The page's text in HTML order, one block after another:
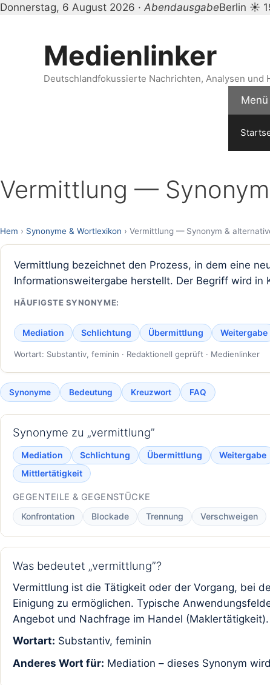
Donnerstag, 6 August 2026 · AbendausgabeBerlin ☀
Medienlinker
Deutschlandfokussierte Nachrichten, Analysen
Menü
Vermittlung —
Hem › Synonyme & Wortlexikon › Vermittlung — Synonym &
Vermittlung bezeichnet den Prozess, in dem eine
Informationsweitergabe herstellt. Der Begriff wird in
HÄUFIGSTE SYNONYME:
Mediation Schlichtung Übermittlung Weitergabe
Wortart: Substantiv, feminin · Redaktionell geprüft · Medienlinker
Synonyme Bedeutung Kreuzwort FAQ
Synonyme zu „vermittlung”
Mediation Schlichtung Übermittlung Weitergabe
Mittlertätigkeit
GEGENTEILE & GEGENSTÜCKE
Konfrontation Blockade Trennung Verschweigen
Was bedeutet „vermittlung”?
Vermittlung ist die Tätigkeit oder der Vorgang, bei
Einigung zu ermöglichen. Typische
Angebot und Nachfrage im Handel (Maklertätigkeit).
Wortart: Substantiv, feminin
Anderes Wort für: Mediation – dieses Synonym